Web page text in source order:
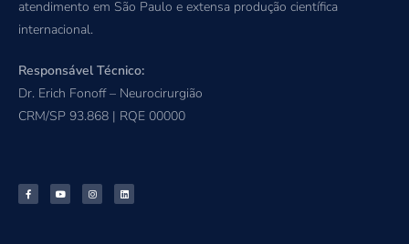
atendimento em São Paulo e extensa produção científica
internacional.
Responsável Técnico:
Dr. Erich Fonoff – Neurocirurgião
CRM/SP 93.868 | RQE 00000